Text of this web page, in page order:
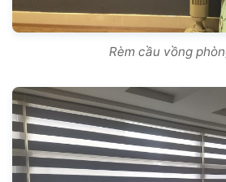
Rèm cầu vồng